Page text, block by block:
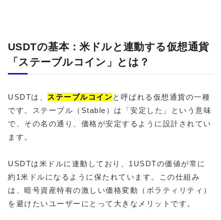
USDTの基本：米ドルと連動する仮想通貨
「ステーブルコイン」とは？
USDTは、 ステーブルコインと呼ばれる仮想通貨の一種
です。ステーブル（Stable）は「安定した」という意味
で、その名の通り、価格が安定するように設計されてい
ます。
USDTは米ドルに連動しており、1USDTの価値が常に
約1米ドルになるように保たれています。この仕組み
は、暗号資産特有の激しい価格変動（ボラティリティ）
を避けたいユーザーにとって大きなメリットです。